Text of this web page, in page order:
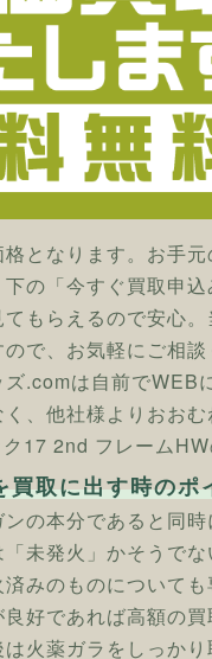
となります。お手
の「今すぐ買取申
もらえるので安心
で、お気軽にご相談
ズ.comは自前でWEB
、他社様よりおおむ
17 2nd フレーム
買取に出す時のポ
の本分であると同
未発火」かそうで
済みのものについて
好であれば高額の
火薬ガラをしっか